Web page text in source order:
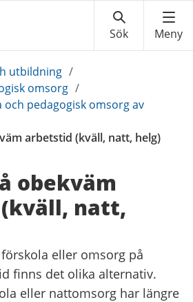
utbildning /
omsorg /
pedagogisk omsorg av
arbetstid (kväll, natt, helg)
obekväm
natt,
eller omsorg på
finns det olika alternativ.
eller nattomsorg har längre